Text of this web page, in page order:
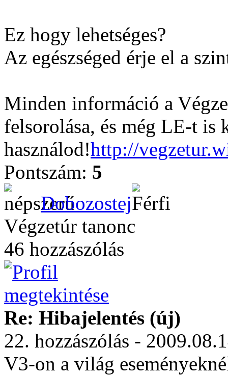
Ez hogy lehetséges?
Az egészséged érje el a
Minden információ a
felsorolása, és még LE-t is
használod!http://
Pontszám: 5
Dobozostej
Végzetúr tanonc
46 hozzászólás
Re: Hibajelentés (új)
22. hozzászólás -
V3-on a világ